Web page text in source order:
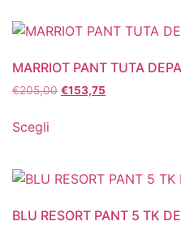
MARRIOT PANT TUTA
€205,00 €153,75
Scegli
BLU RESORT PANT 5 TK